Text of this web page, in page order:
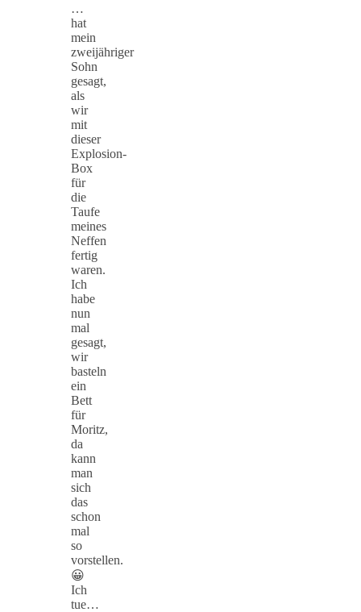
…
hat
mein
zweijähriger
Sohn
gesagt,
als
wir
mit
dieser
Explosion-
Box
für
die
Taufe
meines
Neffen
fertig
waren.
Ich
habe
nun
mal
gesagt,
wir
basteln
ein
Bett
für
Moritz,
da
kann
man
sich
das
schon
mal
so
vorstellen.
😀
Ich
tue…